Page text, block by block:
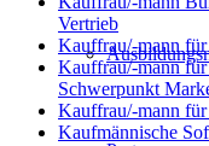
Vertrieb
Kauffrau/-mann
Kauffrau/-mann
Schwerpunkt
Kauffrau/-mann
Kaufmännische